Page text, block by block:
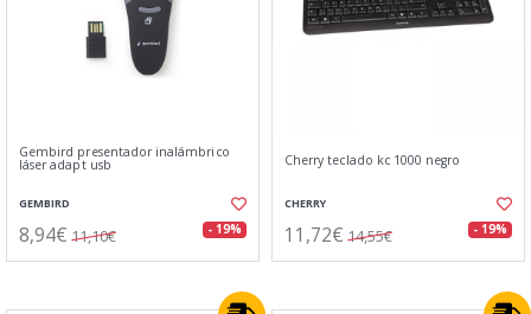
Gembird presentador inalámbrico
láser adapt usb
GEMBIRD
8,94€ 11,10€ - 19%
Cherry teclado kc 1000 negro
CHERRY
11,72€ 14,55€ - 19%